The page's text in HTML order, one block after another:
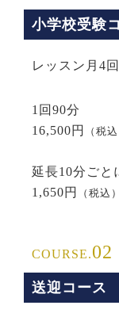
小学校受験
レッスン月4
1回90分
16,500円
（税込
延長10分ごと
1,650円
（税込）
COURSE.02
送迎コース